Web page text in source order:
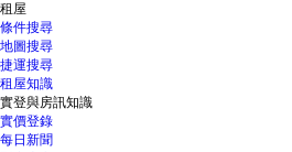
租屋
條件搜尋
地圖搜尋
捷運搜尋
租屋知識
實登與房訊知識
實價登錄
每日新聞